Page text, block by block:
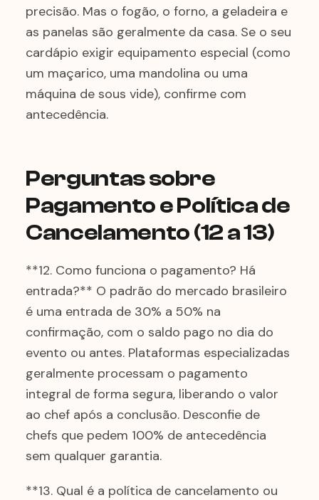
precisão. Mas o fogão, o forno, a geladeira e
as panelas são geralmente da casa. Se o seu
cardápio exigir equipamento especial (como
um maçarico, uma mandolina ou uma
máquina de sous vide), confirme com
antecedência.
Perguntas sobre
Pagamento e Política de
Cancelamento (12 a 13)
**12. Como funciona o pagamento? Há
entrada?** O padrão do mercado brasileiro
é uma entrada de 30% a 50% na
confirmação, com o saldo pago no dia do
evento ou antes. Plataformas especializadas
geralmente processam o pagamento
integral de forma segura, liberando o valor
ao chef após a conclusão. Desconfie de
chefs que pedem 100% de antecedência
sem qualquer garantia.
**13. Qual é a política de cancelamento ou